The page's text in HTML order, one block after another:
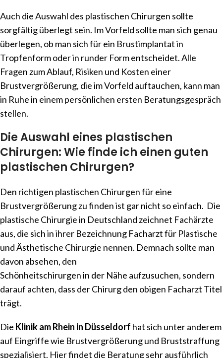
Auch die Auswahl des plastischen Chirurgen sollte
sorgfältig überlegt sein. Im Vorfeld sollte man sich genau
überlegen, ob man sich für ein Brustimplantat in
Tropfenform oder in runder Form entscheidet. Alle
Fragen zum Ablauf, Risiken und Kosten einer
Brustvergrößerung, die im Vorfeld auftauchen, kann man
in Ruhe in einem persönlichen ersten Beratungsgespräch
stellen.
Die Auswahl eines plastischen
Chirurgen: Wie finde ich einen guten
plastischen Chirurgen?
Den richtigen plastischen Chirurgen für eine
Brustvergrößerung zu finden ist gar nicht so einfach. Die
plastische Chirurgie in Deutschland zeichnet Fachärzte
aus, die sich in ihrer Bezeichnung Facharzt für Plastische
und Ästhetische Chirurgie nennen. Demnach sollte man
davon absehen, den
Schönheitschirurgen in der Nähe aufzusuchen, sondern
darauf achten, dass der Chirurg den obigen Facharzt Titel
trägt.
Die Klinik am Rhein in Düsseldorf hat sich unter anderem
auf Eingriffe wie Brustvergrößerung und Bruststraffung
spezialisiert. Hier findet die Beratung sehr ausführlich